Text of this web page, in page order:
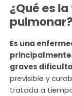
¿Qué es
pulmonar?
Es una
principalmente
graves
previsible y
tratada a